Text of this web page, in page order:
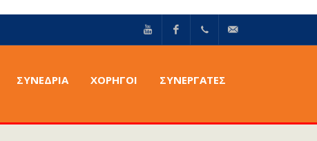
ΣΥΝΈΔΡΙΑ ΧΟΡΗΓΟΙ ΣΥΝΕΡΓΑΤΕΣ